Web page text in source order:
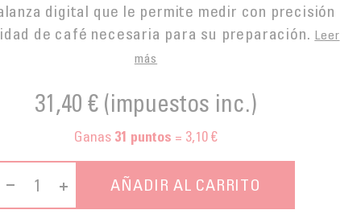
digital que le permite medir con precisión
de café necesaria para su preparación. Leer
más
31,40 € (impuestos inc.)
Ganas 31 puntos = 3,10 €
AÑADIR AL CARRITO